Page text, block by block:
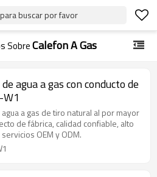
buscar por favor
SobreCalefon A Gas
agua a gas con conducto de
W1
a gas de tiro natural al por mayor
de fábrica, calidad confiable, alto
OEM y ODM.